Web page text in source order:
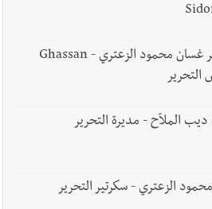
الصحافي السفير غسان محمود الزعتري - Ghassan
ديب الملاّح - مديرة التحرير
الزعتري - سكرتير التحرير